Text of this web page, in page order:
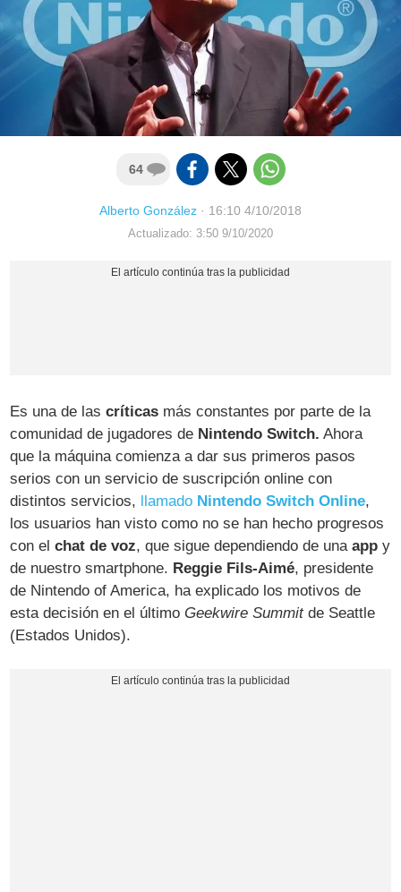
64
Alberto González · 16:10 4/10/2018
Actualizado: 3:50 9/10/2020
Es una de lascríticas más constantes por parte de la
comunidad de jugadores de Nintendo Switch. Ahora
que la máquina comienza a dar sus primeros pasos
serios con un servicio de suscripción online con
distintos servicios, llamado Nintendo Switch Online,
los usuarios han visto como no se han hecho progresos
con elchat de voz, que sigue dependiendo de unaapp y
de nuestro smartphone. Reggie Fils-Aimé, presidente
de Nintendo of America, ha explicado los motivos de
esta decisión en el últimoGeekwire Summitde Seattle
(Estados Unidos).